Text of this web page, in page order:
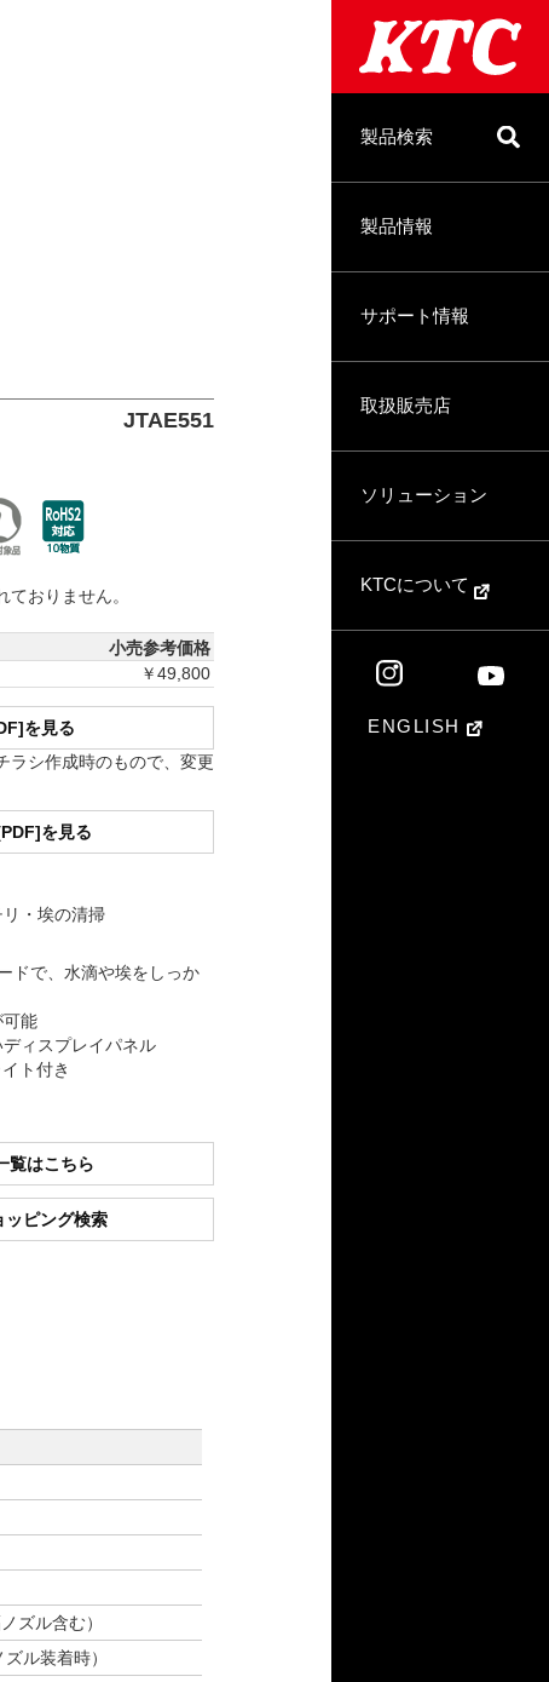
製品検索
製品情報
サポート情報
取扱販売店
ソリューション
KTCについて
ENGLISH
JTAE551
おりません。
小売参考価格
￥49,800
を見る
ラシ作成時のもので、変更
を見る
・埃の清掃
ドで、水滴や埃をしっか
可能
ィスプレイパネル
ト付き
覧はこちら
ピング検索
ズル含む）
ル装着時）